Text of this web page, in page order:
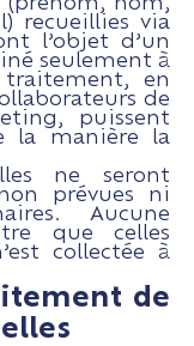
recueillies via
l’objet d’un
seulement à
en
de
puissent
la manière la
ne seront
prévues ni
Aucune
que celles
collectée à
de